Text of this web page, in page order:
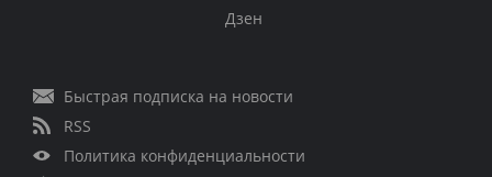
Дзен
Быстрая подписка на новости
RSS
Политика конфиденциальности